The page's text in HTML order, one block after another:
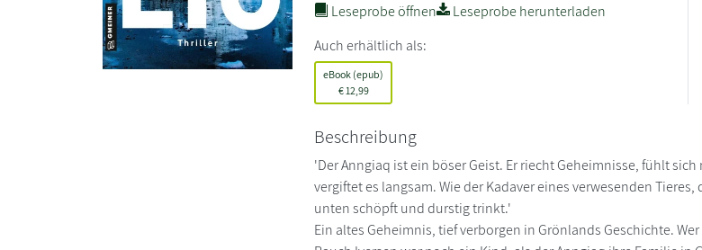
Leseprobe öffnen
Leseprobe herunterladen
Auch erhältlich als:
eBook (epub)
€12,99
Beschreibung
'Der Anngiaq ist ein böser Geist. Er riecht Geheimnisse, fühlt
vergiftet es langsam. Wie der Kadaver eines verwesenden
unten schöpft und durstig trinkt.'
Ein altes Geheimnis, tief verborgen in Grönlands Geschichte.